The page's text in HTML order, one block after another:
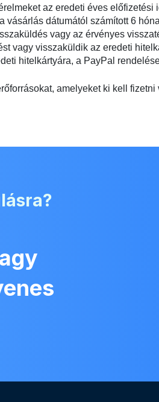
az eredeti éves
dátumától számított 6
vagy az érvényes
vagy visszaküldik az eredeti
hitelkártyára, a PayPal
amelyeket ki kell